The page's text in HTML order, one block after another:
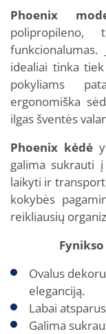
Phoenix
idealiai tinka
pokyliams
ergonomiška
ilgas šventės
Phoenix kėdė
galima sukrauti
laikyti ir
kokybės
reikliausių
Ovalus
eleganciją.
Labai
Galima